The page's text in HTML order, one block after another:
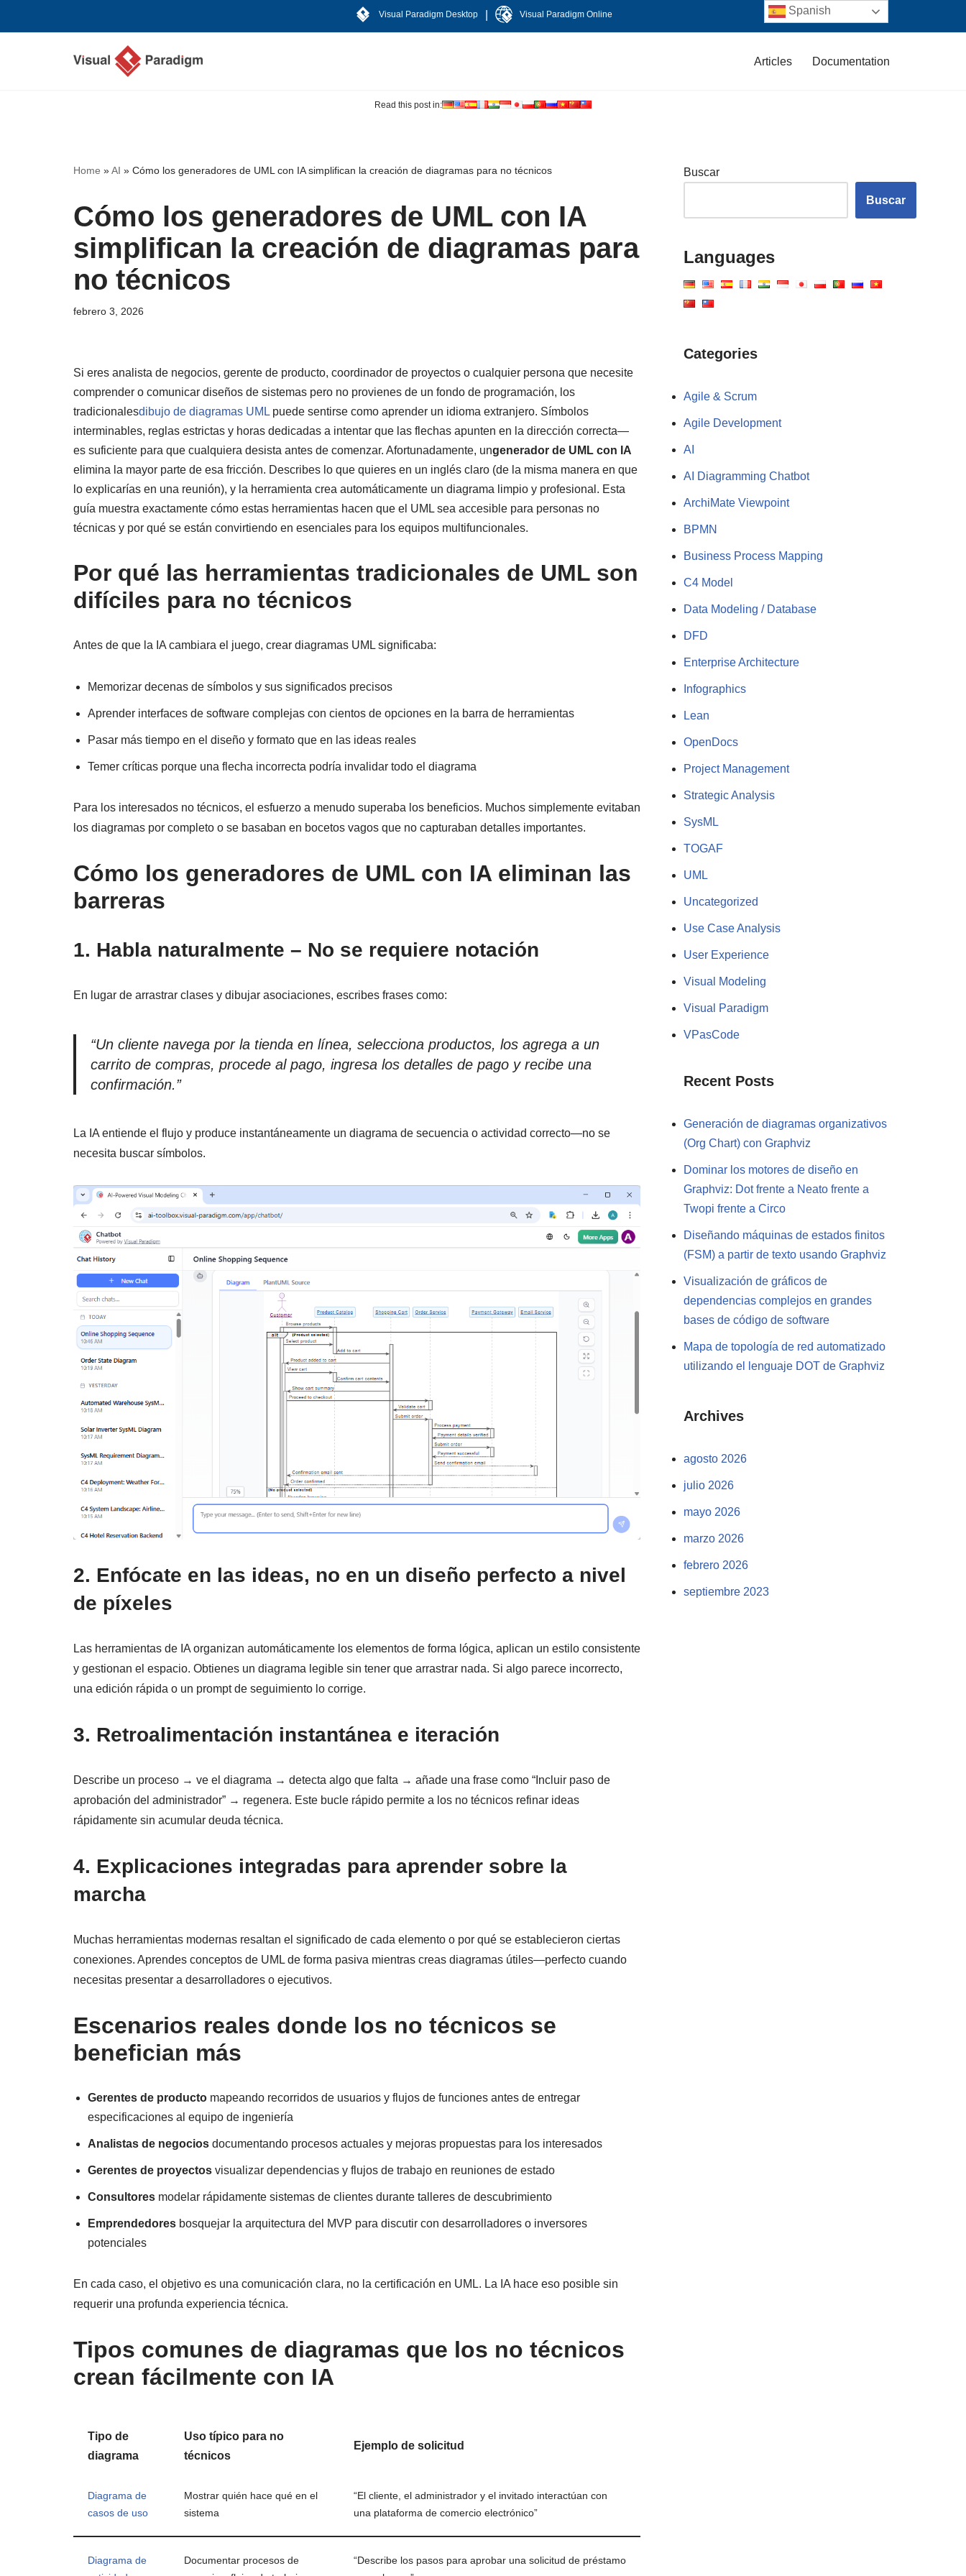
Visual Paradigm Desktop Visual Paradigm Online
Articles Documentation
Read this post in:
Home »AI » Cómo los generadores de UML con IA simplifican la creación de diagramas para no técnicos
Cómo los generadores de UML con IA
simplifican la creación de diagramas para
no técnicos
febrero 3, 2026
Si eres analista de negocios, gerente de producto, coordinador de proyectos o cualquier persona que necesite
comprender o comunicar diseños de sistemas pero no provienes de un fondo de programación, los
tradicionalesdibujo de diagramas UML puede sentirse como aprender un idioma extranjero. Símbolos
interminables, reglas estrictas y horas dedicadas a intentar que las flechas apunten en la dirección correcta—
es suficiente para que cualquiera desista antes de comenzar. Afortunadamente, ungenerador de UML con IA
elimina la mayor parte de esa fricción. Describes lo que quieres en un inglés claro (de la misma manera en que
lo explicarías en una reunión), y la herramienta crea automáticamente un diagrama limpio y profesional. Esta
guía muestra exactamente cómo estas herramientas hacen que el UML sea accesible para personas no
técnicas y por qué se están convirtiendo en esenciales para los equipos multifuncionales.
Por qué las herramientas tradicionales de UML son
difíciles para no técnicos
Antes de que la IA cambiara el juego, crear diagramas UML significaba:
Memorizar decenas de símbolos y sus significados precisos
Aprender interfaces de software complejas con cientos de opciones en la barra de herramientas
Pasar más tiempo en el diseño y formato que en las ideas reales
Temer críticas porque una flecha incorrecta podría invalidar todo el diagrama
Para los interesados no técnicos, el esfuerzo a menudo superaba los beneficios. Muchos simplemente evitaban
los diagramas por completo o se basaban en bocetos vagos que no capturaban detalles importantes.
Cómo los generadores de UML con IA eliminan las
barreras
1. Habla naturalmente – No se requiere notación
En lugar de arrastrar clases y dibujar asociaciones, escribes frases como:
“Un cliente navega por la tienda en línea, selecciona productos, los agrega a un
carrito de compras, procede al pago, ingresa los detalles de pago y recibe una
confirmación.”
La IA entiende el flujo y produce instantáneamente un diagrama de secuencia o actividad correcto—no se
necesita buscar símbolos.
2. Enfócate en las ideas, no en un diseño perfecto a nivel
de píxeles
Las herramientas de IA organizan automáticamente los elementos de forma lógica, aplican un estilo consistente
y gestionan el espacio. Obtienes un diagrama legible sin tener que arrastrar nada. Si algo parece incorrecto,
una edición rápida o un prompt de seguimiento lo corrige.
3. Retroalimentación instantánea e iteración
Describe un proceso → ve el diagrama → detecta algo que falta → añade una frase como “Incluir paso de
aprobación del administrador” → regenera. Este bucle rápido permite a los no técnicos refinar ideas
rápidamente sin acumular deuda técnica.
4. Explicaciones integradas para aprender sobre la
marcha
Muchas herramientas modernas resaltan el significado de cada elemento o por qué se establecieron ciertas
conexiones. Aprendes conceptos de UML de forma pasiva mientras creas diagramas útiles—perfecto cuando
necesitas presentar a desarrolladores o ejecutivos.
Escenarios reales donde los no técnicos se
benefician más
Gerentes de producto mapeando recorridos de usuarios y flujos de funciones antes de entregar
especificaciones al equipo de ingeniería
Analistas de negocios documentando procesos actuales y mejoras propuestas para los interesados
Gerentes de proyectos visualizar dependencias y flujos de trabajo en reuniones de estado
Consultores modelar rápidamente sistemas de clientes durante talleres de descubrimiento
Emprendedores bosquejar la arquitectura del MVP para discutir con desarrolladores o inversores
potenciales
En cada caso, el objetivo es una comunicación clara, no la certificación en UML. La IA hace eso posible sin
requerir una profunda experiencia técnica.
Tipos comunes de diagramas que los no técnicos
crean fácilmente con IA
Tipo de
diagrama
Uso típico para no
técnicos
Ejemplo de solicitud
Diagrama de
casos de uso
Mostrar quién hace qué en el
sistema
“El cliente, el administrador y el invitado interactúan con
una plataforma de comercio electrónico”
Diagrama de
Documentar procesos de
“Describe los pasos para aprobar una solicitud de préstamo
Buscar
Buscar
Languages
Categories
Agile & Scrum
Agile Development
AI
AI Diagramming Chatbot
ArchiMate Viewpoint
BPMN
Business Process Mapping
C4 Model
Data Modeling / Database
DFD
Enterprise Architecture
Infographics
Lean
OpenDocs
Project Management
Strategic Analysis
SysML
TOGAF
UML
Uncategorized
Use Case Analysis
User Experience
Visual Modeling
Visual Paradigm
VPasCode
Recent Posts
Generación de diagramas organizativos
(Org Chart) con Graphviz
Dominar los motores de diseño en
Graphviz: Dot frente a Neato frente a
Twopi frente a Circo
Diseñando máquinas de estados finitos
(FSM) a partir de texto usando Graphviz
Visualización de gráficos de
dependencias complejos en grandes
bases de código de software
Mapa de topología de red automatizado
utilizando el lenguaje DOT de Graphviz
Archives
agosto 2026
julio 2026
mayo 2026
marzo 2026
febrero 2026
septiembre 2023
Spanish